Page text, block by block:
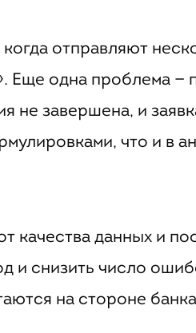
отправляют
Еще одна проблема —
не завершена, и
что и в
качества данных и
и снизить число
на стороне